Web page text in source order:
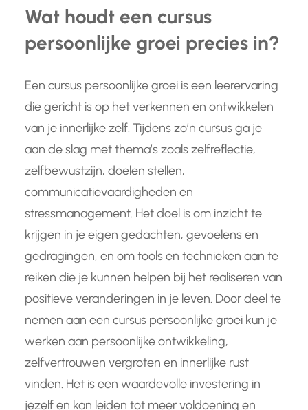
Wat houdt een cursus
persoonlijke groei precies in?
Een cursus persoonlijke groei is een leerervaring
die gericht is op het verkennen en ontwikkelen
van je innerlijke zelf. Tijdens zo’n cursus ga je
aan de slag met thema’s zoals zelfreflectie,
zelfbewustzijn, doelen stellen,
communicatievaardigheden en
stressmanagement. Het doel is om inzicht te
krijgen in je eigen gedachten, gevoelens en
gedragingen, en om tools en technieken aan te
reiken die je kunnen helpen bij het realiseren van
positieve veranderingen in je leven. Door deel te
nemen aan een cursus persoonlijke groei kun je
werken aan persoonlijke ontwikkeling,
zelfvertrouwen vergroten en innerlijke rust
vinden. Het is een waardevolle investering in
jezelf en kan leiden tot meer voldoening en